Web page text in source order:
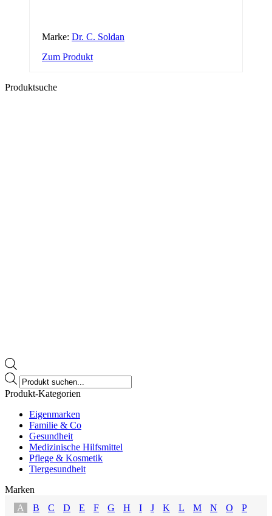
Marke: Dr. C. Soldan
Zum Produkt
Produktsuche
Products
search
Produkt-Kategorien
Eigenmarken
Familie & Co
Gesundheit
Medizinische Hilfsmittel
Pflege & Kosmetik
Tiergesundheit
Marken
A
B C D E F G H I J K L M N O
P